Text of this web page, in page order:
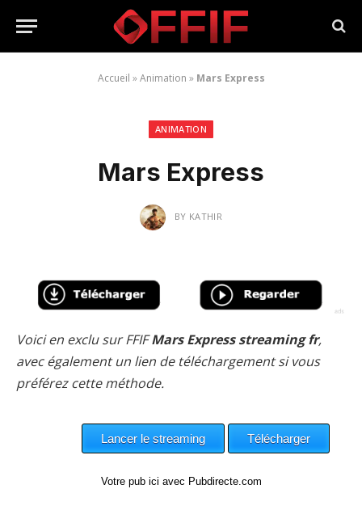
Accueil »Animation » Mars Express
ANIMATION
Mars Express
BY KATHIR
Voici en exclu sur FFIFMars Express streaming fr,
avec également un lien de téléchargement si vous
préférez cette méthode.
Votre pub ici avec Pubdirecte.com